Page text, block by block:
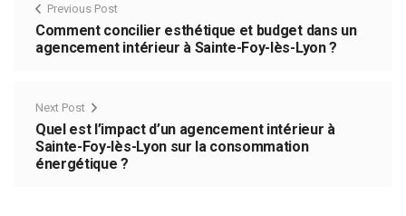
Previous Post
Comment concilier esthétique et budget dans un
agencement intérieur à Sainte-Foy-lès-Lyon ?
Next Post
Quel est l’impact d’un agencement intérieur à
Sainte-Foy-lès-Lyon sur la consommation
énergétique ?